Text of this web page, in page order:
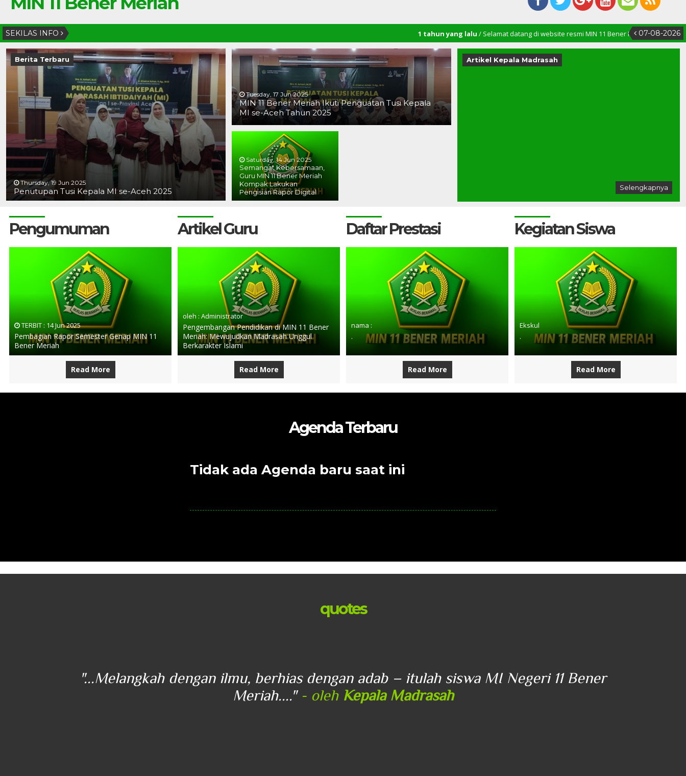
SEKILAS INFO 07-08-2026
1 tahun yang lalu/ Selamat datang di website resmi MIN 11 Bener Meriah
Berita Terbaru
Thursday, 19 Jun 2025
Penutupan Tusi Kepala MI se-Aceh 2025
Tuesday, 17 Jun 2025
MIN 11 Bener Meriah Ikuti Penguatan Tusi Kepala
MI se-Aceh Tahun 2025
Saturday, 14 Jun 2025
Semangat Kebersamaan,
Guru MIN 11 Bener Meriah
Kompak Lakukan
Pengisian Rapor Digital
Artikel Kepala Madrasah
Selengkapnya
Pengumuman
TERBIT : 14 Jun 2025
Pembagian Rapor Semester Genap MIN 11
Bener Meriah
Read More
Artikel Guru
oleh : Administrator
Pengembangan Pendidikan di MIN 11 Bener
Meriah: Mewujudkan Madrasah Unggul
Berkarakter Islami
Read More
Daftar Prestasi
nama :
.
Read More
Kegiatan Siswa
Ekskul
.
Read More
Agenda Terbaru
Tidak ada Agenda baru saat ini
quotes
"...Melangkah dengan ilmu, berhias dengan adab – itulah siswa MI Negeri 11 Bener
Meriah...." - oleh Kepala Madrasah